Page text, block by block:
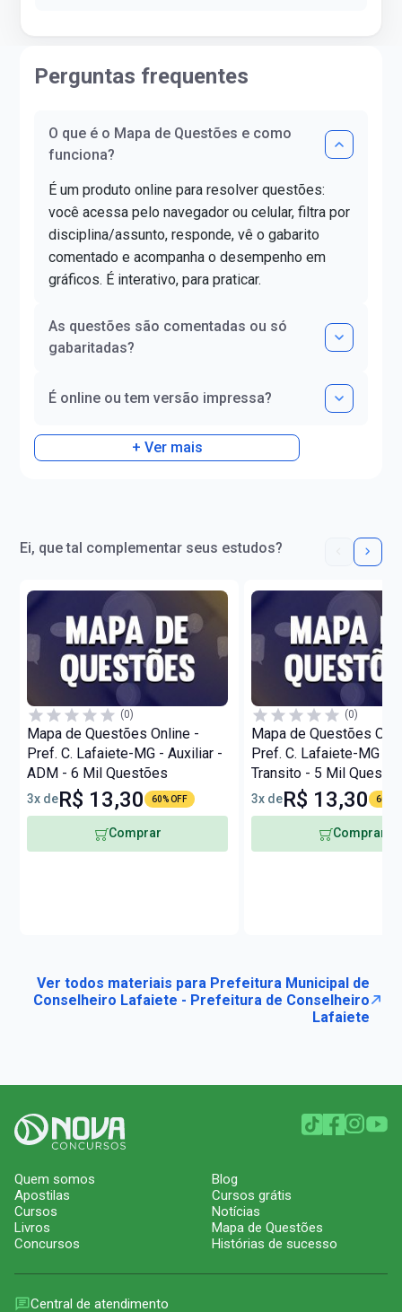
Perguntas frequentes
O que é o Mapa de Questões e como
funciona?
É um produto online para resolver questões:
você acessa pelo navegador ou celular, filtra por
disciplina/assunto, responde, vê o gabarito
comentado e acompanha o desempenho em
gráficos. É interativo, para praticar.
As questões são comentadas ou só
gabaritadas?
É online ou tem versão impressa?
+ Ver mais
Ei, que tal complementar seus estudos?
(0)
Mapa de Questões Online -
Pref. C. Lafaiete-MG - Auxiliar -
ADM - 6 Mil Questões
3x deR$ 13,30 60% OFF
Comprar
(0)
Mapa de Questões
Pref. C. Lafaiete-MG -
Transito - 5 Mil
3x deR$ 13,30 60%
Comprar
Ver todos materiais para Prefeitura Municipal de
Conselheiro Lafaiete - Prefeitura de Conselheiro
Lafaiete
Quem somos
Apostilas
Cursos
Livros
Concursos
Blog
Cursos grátis
Notícias
Mapa de Questões
Histórias de sucesso
Central de atendimento